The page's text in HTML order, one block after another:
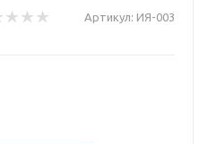
Артикул: ИЯ-003